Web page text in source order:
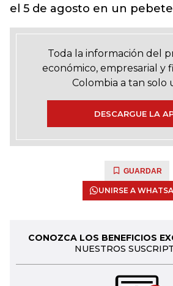
el 5 de agosto en un
Toda la información del
económico, empresarial y
Colombia a tan solo
DESCARGUE LA
GUARDAR
UNIRSE A
CONOZCA LOS BENEFICIOS
NUESTROS